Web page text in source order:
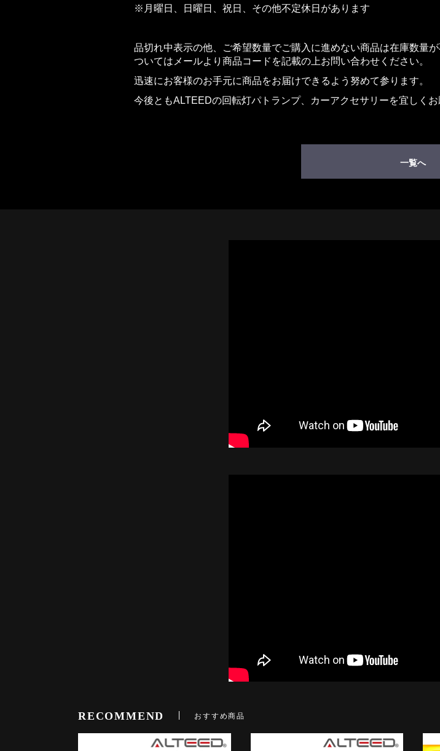
※月曜日、日曜日、祝日、その他不定休日があります
品切れ中表示の他、ご希望数量でご購入に進めない商品は在庫数量
ついてはメールより商品コードを記載の上お問い合わせください。
迅速にお客様のお手元に商品をお届けできるよう努めて参ります。
今後ともALTEEDの回転灯パトランプ、カーアクセサリーを宜しくお
一覧へ
RECOMMEND おすすめ商品